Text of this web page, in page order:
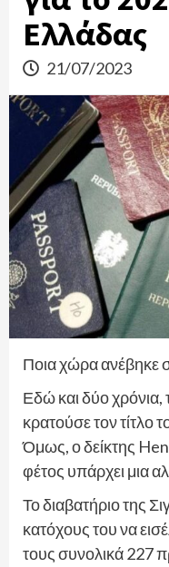
Ελλάδας
21/07/2023
Ποια χώρα ανέβηκε
Εδώ και δύο χρόνια,
κρατούσε τον τίτλο
Όμως, ο δείκτης
φέτος υπάρχει μια
Το διαβατήριο της
κατόχους του να
τους συνολικά 227